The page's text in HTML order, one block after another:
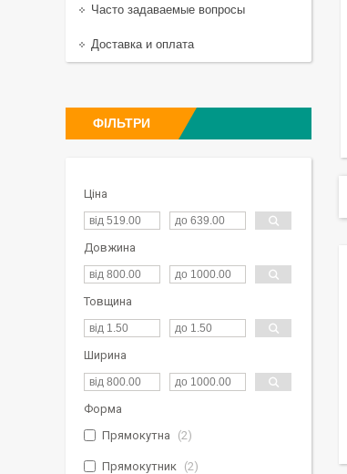
Часто задаваемые вопросы
Доставка и оплата
ФІЛЬТРИ
Ціна
Довжина
Товщина
Ширина
Форма
Прямокутна
2
Прямокутник 2